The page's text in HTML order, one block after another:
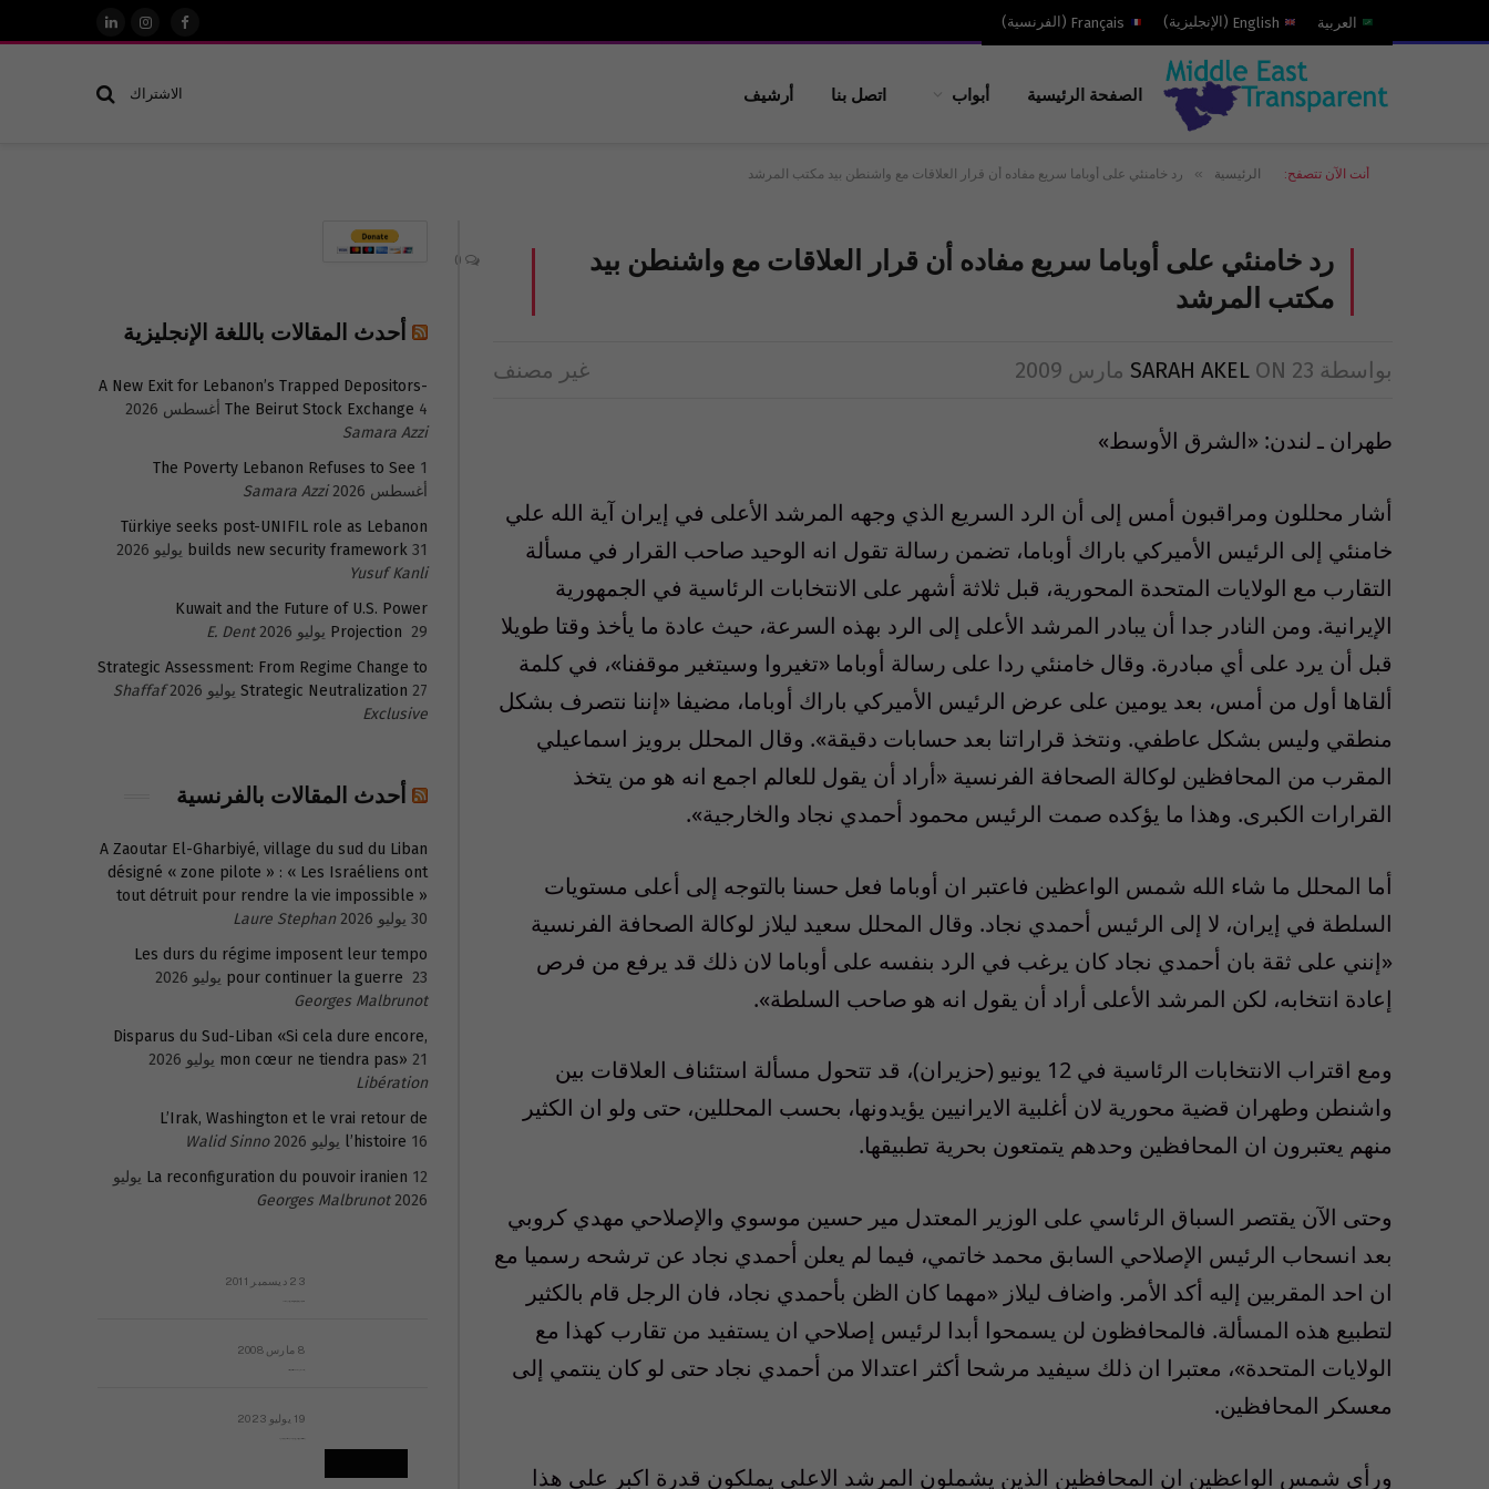
العربية English
( الإنجليزية)
Français
( الفرنسية)
فيسبوكالانستغرام
لينكدإن
الصفحة الرئيسية أبواب اتصل بنا أرشيف الاشتراك
أنت الآن تتصفح: الرئيسية » رد خامنئي على أوباما سريع مفاده أن قرار العلاقات مع واشنطن بيد مكتب المرشد
رد خامنئي على أوباما سريع مفاده أن قرار العلاقات مع واشنطن بيد
مكتب المرشد
بواسطة SARAH AKEL ON 23 مارس 2009 غير مصنف
طهران ـ لندن: «الشرق الأوسط»
أشار محللون ومراقبون أمس إلى أن الرد السريع الذي وجهه المرشد الأعلى في إيران آية الله علي
خامنئي إلى الرئيس الأميركي باراك أوباما، تضمن رسالة تقول انه الوحيد صاحب القرار في مسألة
التقارب مع الولايات المتحدة المحورية، قبل ثلاثة أشهر على الانتخابات الرئاسية في الجمهورية
الإيرانية. ومن النادر جدا أن يبادر المرشد الأعلى إلى الرد بهذه السرعة، حيث عادة ما يأخذ وقتا طويلا
قبل أن يرد على أي مبادرة. وقال خامنئي ردا على رسالة أوباما «تغيروا وسيتغير موقفنا»، في كلمة
ألقاها أول من أمس، بعد يومين على عرض الرئيس الأميركي باراك أوباما، مضيفا «إننا نتصرف بشكل
منطقي وليس بشكل عاطفي. ونتخذ قراراتنا بعد حسابات دقيقة». وقال المحلل برويز اسماعيلي
المقرب من المحافظين لوكالة الصحافة الفرنسية «أراد أن يقول للعالم اجمع انه هو من يتخذ
القرارات الكبرى. وهذا ما يؤكده صمت الرئيس محمود أحمدي نجاد والخارجية».
أما المحلل ما شاء الله شمس الواعظين فاعتبر ان أوباما فعل حسنا بالتوجه إلى أعلى مستويات
السلطة في إيران، لا إلى الرئيس أحمدي نجاد. وقال المحلل سعيد ليلاز لوكالة الصحافة الفرنسية
«إنني على ثقة بان أحمدي نجاد كان يرغب في الرد بنفسه على أوباما لان ذلك قد يرفع من فرص
إعادة انتخابه، لكن المرشد الأعلى أراد أن يقول انه هو صاحب السلطة».
ومع اقتراب الانتخابات الرئاسية في 12 يونيو (حزيران)، قد تتحول مسألة استئناف العلاقات بين
واشنطن وطهران قضية محورية لان أغلبية الايرانيين يؤيدونها، بحسب المحللين، حتى ولو ان الكثير
منهم يعتبرون ان المحافظين وحدهم يتمتعون بحرية تطبيقها.
وحتى الآن يقتصر السباق الرئاسي على الوزير المعتدل مير حسين موسوي والإصلاحي مهدي كروبي
بعد انسحاب الرئيس الإصلاحي السابق محمد خاتمي، فيما لم يعلن أحمدي نجاد عن ترشحه رسميا مع
ان احد المقربين إليه أكد الأمر. واضاف ليلاز «مهما كان الظن بأحمدي نجاد، فان الرجل قام بالكثير
لتطبيع هذه المسألة. فالمحافظون لن يسمحوا أبدا لرئيس إصلاحي ان يستفيد من تقارب كهذا مع
الولايات المتحدة»، معتبرا ان ذلك سيفيد مرشحا أكثر اعتدالا من أحمدي نجاد حتى لو كان ينتمي إلى
معسكر المحافظين.
ورأى شمس الواعظين ان المحافظين الذين يشملون المرشد الاعلى يملكون قدرة اكبر على هذا
أحدث المقالات باللغة الإنجليزية
A New Exit for Lebanon’s Trapped Depositors-
The Beirut Stock Exchange 4 أغسطس 2026
Samara Azzi
The Poverty Lebanon Refuses to See 1
أغسطس 2026
Samara Azzi
Türkiye seeks post-UNIFIL role as Lebanon
builds new security framework 31 يوليو 2026
Yusuf Kanli
Kuwait and the Future of U.S. Power
Projection 29 يوليو 2026
E. Dent
Strategic Assessment: From Regime Change to
Strategic Neutralization 27 يوليو 2026
Shaffaf
Exclusive
أحدث المقالات بالفرنسية
A Zaoutar El-Gharbiyé, village du sud du Liban
désigné « zone pilote » : « Les Israéliens ont
tout détruit pour rendre la vie impossible »
30 يوليو 2026
Laure Stephan
Les durs du régime imposent leur tempo
pour continuer la guerre 23 يوليو 2026
Georges Malbrunot
Disparus du Sud-Liban «Si cela dure encore,
mon cœur ne tiendra pas» 21 يوليو 2026
Libération
L’Irak, Washington et le vrai retour de
l’histoire 16 يوليو 2026
Walid Sinno
La reconfiguration du pouvoir iranien 12 يوليو
2026
Georges Malbrunot
23 ديسمبر 2011
8 مارس 2008
19 يوليو 2023